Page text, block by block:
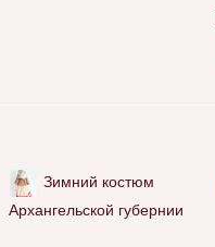
Зимний костюм
Архангельской губернии